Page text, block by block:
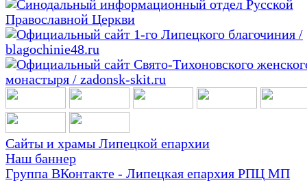
Сайты и храмы Липецкой епархии
Наш баннер
Группа ВКонтакте - Липецкая епархия РПЦ МП